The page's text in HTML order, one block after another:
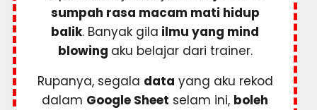
sumpah rasa macam mati hidup
balik. Banyak gila ilmu yang mind
blowing aku belajar dari trainer.
Rupanya, segala data yang aku rekod
dalam Google Sheet selam ini, boleh